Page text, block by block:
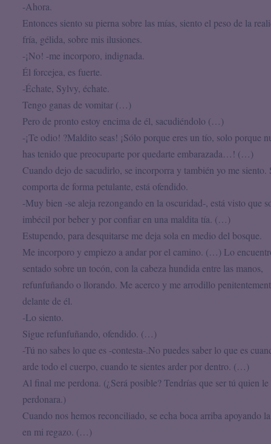
-Ahora.
Entonces siento su pierna sobre las mías, siento el peso de la
fría, gélida, sobre mis ilusiones.
-¡No! -me incorporo, indignada.
Él forcejea, es fuerte.
-Échate, Sylvy, échate.
Tengo ganas de vomitar (…)
Pero de pronto estoy encima de él, sacudiéndolo (…)
-¡Te odio! ?Maldito seas! ¡Sólo porque eres un tío, solo porque
has tenido que preocuparte por quedarte embarazada…! (…)
Cuando dejo de sacudirlo, se incorporra y también yo me siento.
comporta de forma petulante, está ofendido.
-Muy bien -se aleja rezongando en la oscuridad-, está visto que
imbécil por beber y por confiar en una maldita tía. (…)
Estupendo, para desquitarse me deja sola en medio del bosque.
Me incorporo y empiezo a andar por el camino. (…) Lo
sentado sobre un tocón, con la cabeza hundida entre las manos,
refunfuñando o llorando. Me acerco y me arrodillo
delante de él.
-Lo siento.
Sigue refunfuñando, ofendido. (…)
-Tú no sabes lo que es -contesta-.No puedes saber lo que es
arde todo el cuerpo, cuando te sientes arder por dentro. (…)
Al final me perdona. (¿Será posible? Tendrías que ser tú quien le
perdonara.)
Cuando nos hemos reconciliado, se echa boca arriba apoyando
en mi regazo. (…)